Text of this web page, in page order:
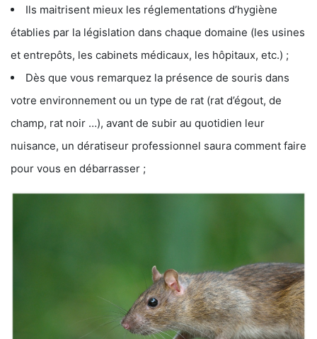
Ils maitrisent mieux les réglementations d’hygiène
établies par la législation dans chaque domaine (les usines
et entrepôts, les cabinets médicaux, les hôpitaux, etc.) ;
Dès que vous remarquez la présence de souris dans
votre environnement ou un type de rat (rat d’égout, de
champ, rat noir …), avant de subir au quotidien leur
nuisance, un dératiseur professionnel saura comment faire
pour vous en débarrasser ;